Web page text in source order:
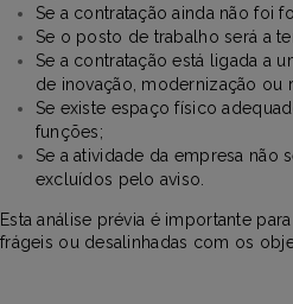
Se a contratação ainda não foi
Se o posto de trabalho será a
Se a contratação está ligada a
de inovação, modernização ou
Se existe espaço físico
funções;
Se a atividade da empresa não
excluídos pelo aviso.
Esta análise prévia é importante
frágeis ou desalinhadas com os